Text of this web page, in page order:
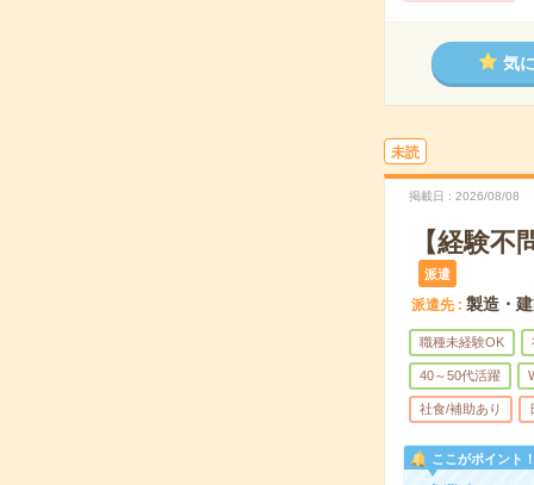
気
未読
掲載日 2026/08/08
【経験
派遣
派遣先 製造・
職種未経験OK
40～50代活躍
社食/補助あり
ここがポイント